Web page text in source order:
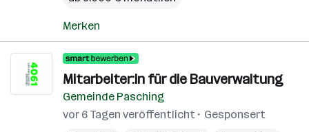
Merken
Mitarbeiter:in für die Bauverwaltung
Gemeinde Pasching
vor 6 Tagen veröffentlicht
Gesponsert